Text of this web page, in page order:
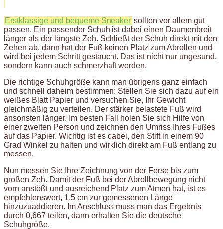
Erstklassige und bequeme Sneaker sollten vor allem gut
passen. Ein passender Schuh ist dabei einen Daumenbreit
länger als der längste Zeh. Schließt der Schuh direkt mit den
Zehen ab, dann hat der Fuß keinen Platz zum Abrollen und
wird bei jedem Schritt gestaucht. Das ist nicht nur ungesund,
sondern kann auch schmerzhaft werden.
Die richtige Schuhgröße kann man übrigens ganz einfach
und schnell daheim bestimmen: Stellen Sie sich dazu auf ein
weißes Blatt Papier und versuchen Sie, Ihr Gewicht
gleichmäßig zu verteilen. Der stärker belastete Fuß wird
ansonsten länger. Im besten Fall holen Sie sich Hilfe von
einer zweiten Person und zeichnen den Umriss Ihres Fußes
auf das Papier. Wichtig ist es dabei, den Stift in einem 90
Grad Winkel zu halten und wirklich direkt am Fuß entlang zu
messen.
Nun messen Sie Ihre Zeichnung von der Ferse bis zum
großen Zeh. Damit der Fuß bei der Abrollbewegung nicht
vorn anstößt und ausreichend Platz zum Atmen hat, ist es
empfehlenswert, 1,5 cm zur gemessenen Länge
hinzuzuaddieren. Im Anschluss muss man das Ergebnis
durch 0,667 teilen, dann erhalten Sie die deutsche
Schuhgröße.